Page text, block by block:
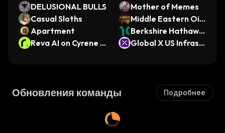
DELUSIONAL BULLS
Mother of Memes
Casual Sloths
Middle Eastern Oil
Reserve
Apartment
Berkshire Hathawa
y Class B (Dinari Tok
Reva AI on Cyrene A
Global X US Infrastr
Обновления команды Подробнее